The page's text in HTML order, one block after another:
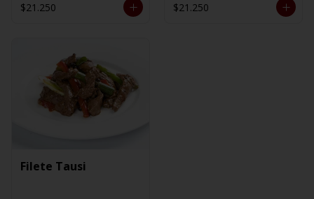
$21.250 $21.250
Filete Tausi